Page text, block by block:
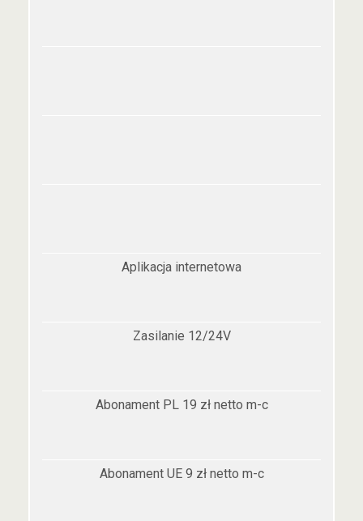
Aplikacja internetowa
Zasilanie 12/24V
Abonament PL 19 zł netto m-c
Abonament UE 9 zł netto m-c